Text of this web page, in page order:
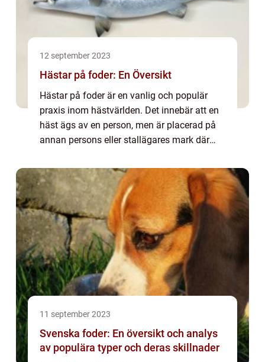
12 september 2023
Hästar på foder: En Översikt
Hästar på foder är en vanlig och populär
praxis inom hästvärlden. Det innebär att en
häst ägs av en person, men är placerad på
annan persons eller stallägares mark där
denna artikel kommer vi att undersök...
11 september 2023
Svenska foder: En översikt och analys
av populära typer och deras skillnader